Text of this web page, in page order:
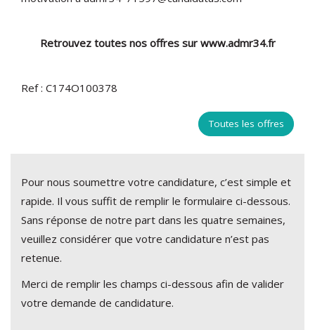
Retrouvez toutes nos offres sur www.admr34.fr
Ref : C174O100378
Toutes les offres
Pour nous soumettre votre candidature, c’est simple et
rapide. Il vous suffit de remplir le formulaire ci-dessous.
Sans réponse de notre part dans les quatre semaines,
veuillez considérer que votre candidature n’est pas
retenue.
Merci de remplir les champs ci-dessous afin de valider
votre demande de candidature.